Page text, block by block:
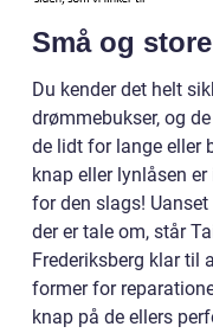
Små og
Du kender det helt
drømmebukser, og
de lidt for lange eller
knap eller lynlåsen
for den slags!
der er tale om, står
Frederiksberg klar til
former for
knap på de ellers